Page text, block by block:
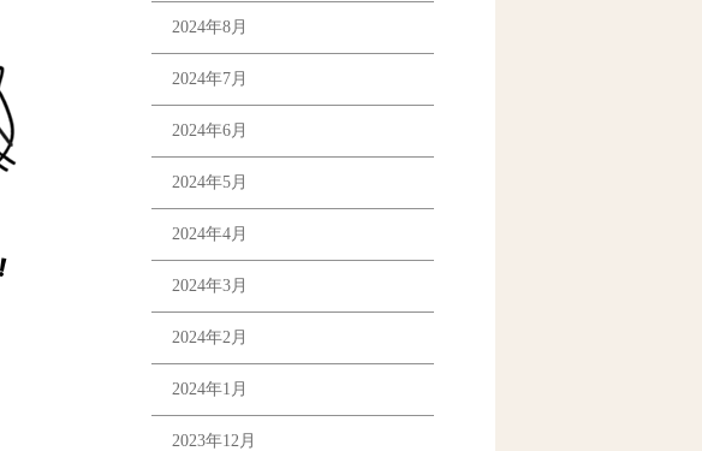
2024年8月
2024年7月
2024年6月
2024年5月
2024年4月
2024年3月
2024年2月
2024年1月
2023年12月